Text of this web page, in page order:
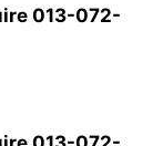
013-072-